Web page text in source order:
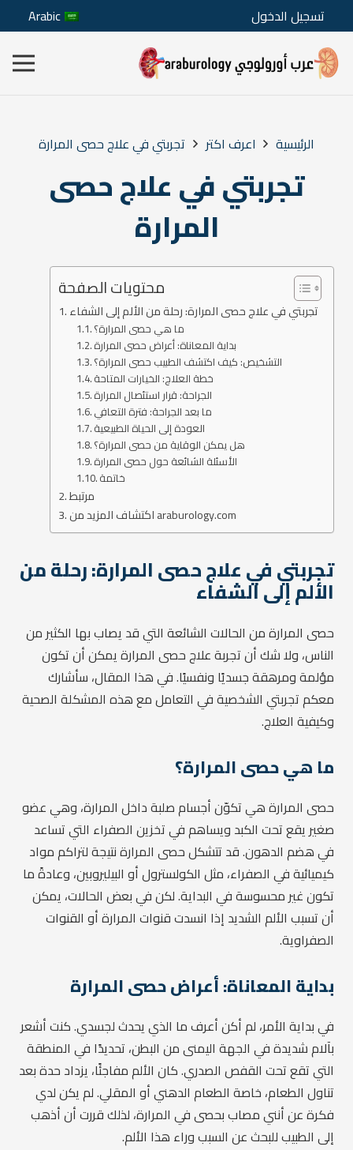
تسجيل الدخول Arabic
الرئيسية اعرف اكتر تجربتي في علاج حصى المرارة
تجربتي في علاج حصى
المرارة
محتويات الصفحة
تجربتي في علاج حصى المرارة: رحلة من الألم إلى الشفاء
ما هي حصى المرارة؟
بداية المعاناة: أعراض حصى المرارة
التشخيص: كيف اكتشف الطبيب حصى المرارة؟
خطة العلاج: الخيارات المتاحة
الجراحة: قرار استئصال المرارة
ما بعد الجراحة: فترة التعافي
العودة إلى الحياة الطبيعية
هل يمكن الوقاية من حصى المرارة؟
الأسئلة الشائعة حول حصى المرارة
خاتمة
مرتبط
اكتشاف المزيد من araburology.com
تجربتي في علاج حصى المرارة: رحلة من
الألم إلى الشفاء
حصى المرارة من الحالات الشائعة التي قد يصاب بها الكثير من
الناس، ولا شك أن تجربة علاج حصى المرارة يمكن أن تكون
مؤلمة ومرهقة جسديًا ونفسيًا. في هذا المقال، سأشارك
معكم تجربتي الشخصية في التعامل مع هذه المشكلة الصحية
وكيفية العلاج.
ما هي حصى المرارة؟
حصى المرارة هي تكوّن أجسام صلبة داخل المرارة، وهي عضو
صغير يقع تحت الكبد ويساهم في تخزين الصفراء التي تساعد
في هضم الدهون. قد تتشكل حصى المرارة نتيجة لتراكم مواد
كيميائية في الصفراء، مثل الكولسترول أو البيليروبين، وعادةً ما
تكون غير محسوسة في البداية. لكن في بعض الحالات، يمكن
أن تسبب الألم الشديد إذا انسدت قنوات المرارة أو القنوات
الصفراوية.
بداية المعاناة: أعراض حصى المرارة
في بداية الأمر، لم أكن أعرف ما الذي يحدث لجسدي. كنت أشعر
بآلام شديدة في الجهة اليمنى من البطن، تحديدًا في المنطقة
التي تقع تحت القفص الصدري. كان الألم مفاجئًا، يزداد حدة بعد
تناول الطعام، خاصة الطعام الدهني أو المقلي. لم يكن لدي
فكرة عن أنني مصاب بحصى في المرارة، لذلك قررت أن أذهب
إلى الطبيب للبحث عن السبب وراء هذا الألم.